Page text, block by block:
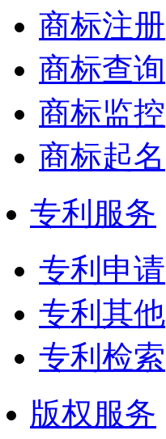
商标注册
商标查询
商标监控
商标起名
专利服务
专利申请
专利其他
专利检索
版权服务